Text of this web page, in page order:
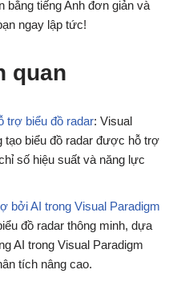
bằng tiếng Anh đơn giản và
ngay lập tức!
quan
trợ biểu đồ radar: Visual
tạo biểu đồ radar được hỗ trợ
số hiệu suất và năng lực
bởi AI trong Visual Paradigm
đồ radar thông minh, dựa
AI trong Visual Paradigm
tích nâng cao.